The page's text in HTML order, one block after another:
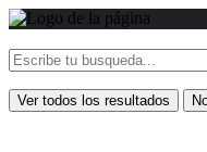
Ver todos los resultados